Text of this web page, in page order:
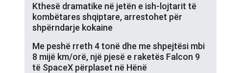
Kthesë dramatike në jetën e ish-lojtarit të
kombëtares shqiptare, arrestohet për
shpërndarje kokaine
Me peshë rreth 4 tonë dhe me shpejtësi mbi
8 mijë km/orë, një pjesë e raketës Falcon 9
të SpaceX përplaset në Hënë